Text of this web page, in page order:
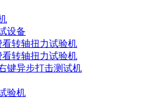
设备
转轴扭力试验机
转轴扭力试验机
键异步打击测试机
验机